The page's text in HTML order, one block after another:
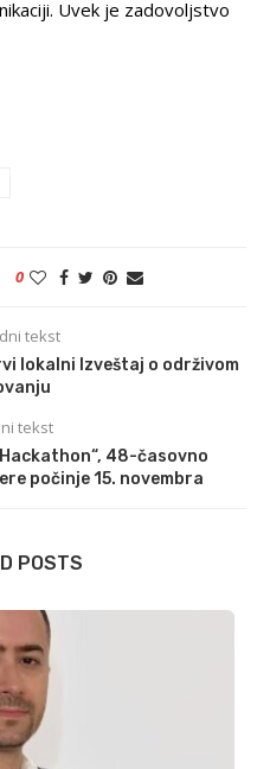
Uvek je zadovoljstvo
0
tekst
lokalni Izveštaj o održivom
tekst
Hackathon“, 48-časovno
počinje 15. novembra
POSTS